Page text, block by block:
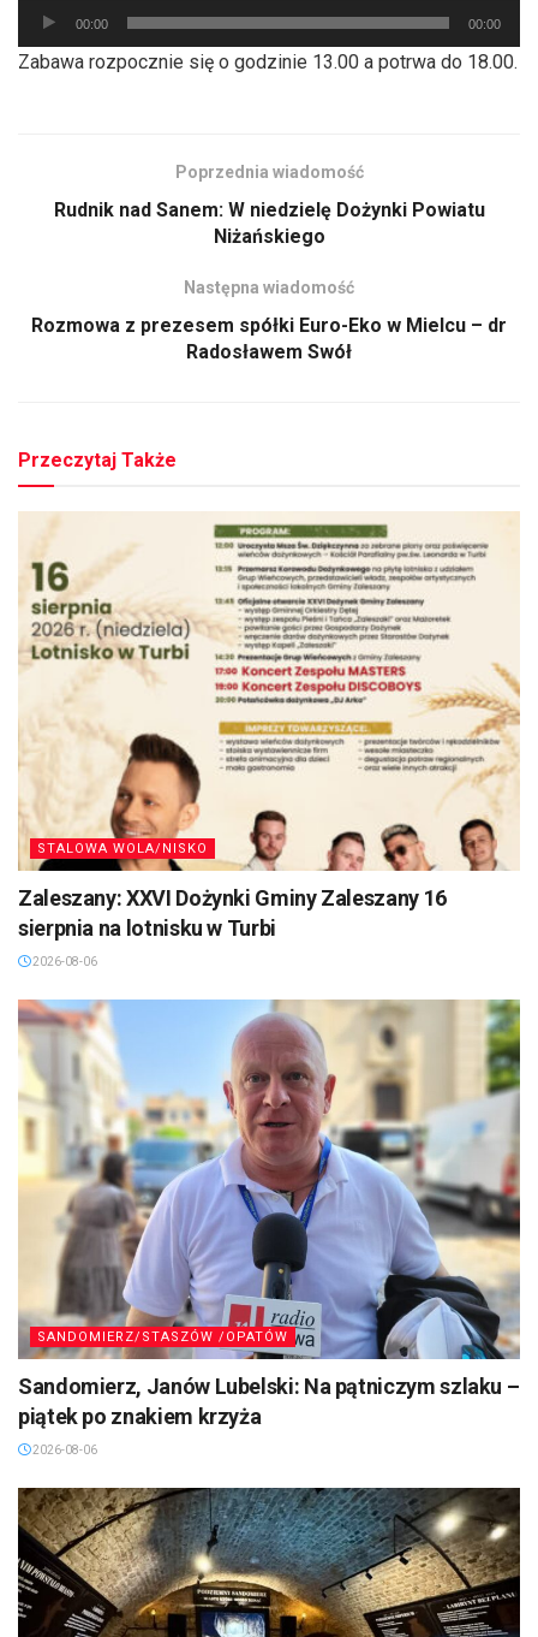
Odtwarzacz
plików
dźwiękowych
00:00 00:00
Zabawa rozpocznie się o godzinie 13.00 a potrwa do 18.00.
Poprzednia wiadomość
Rudnik nad Sanem: W niedzielę Dożynki Powiatu
Niżańskiego
Następna wiadomość
Rozmowa z prezesem spółki Euro-Eko w Mielcu – dr
Radosławem Swół
Przeczytaj Także
STALOWA WOLA/NISKO
Zaleszany: XXVI Dożynki Gminy Zaleszany 16
sierpnia na lotnisku w Turbi
2026-08-06
SANDOMIERZ/STASZÓW /OPATÓW
Sandomierz, Janów Lubelski: Na pątniczym szlaku –
piątek po znakiem krzyża
2026-08-06